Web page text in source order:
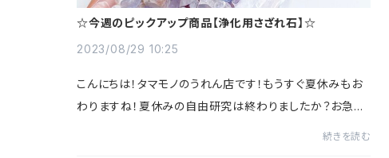
☆今週のピックアップ商品【浄化用さざれ石】☆
2023/08/29 10:25
こんにちは！タマモノのうれん店です！もうすぐ夏休みもお
わりますね！夏休みの自由研究は終わりましたか？お急ぎ
続きを読む